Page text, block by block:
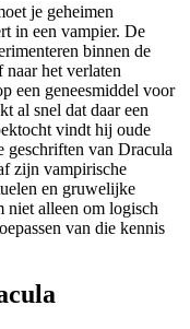
je geheimen
in een vampier. De
binnen de
naar het verlaten
een geneesmiddel voor
al snel dat daar een
vindt hij oude
geschriften van Dracula
zijn vampirische
en gruwelijke
niet alleen om logisch
van die kennis